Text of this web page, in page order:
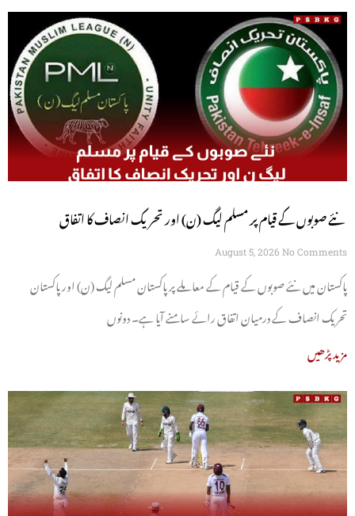
نئے صوبوں کے قیام پر مسلم لیگ (ن) اور تحریک انصاف کا اتفاق
August 5, 2026 No Comments
پاکستان میں نئے صوبوں کے قیام کے معاملے پر پاکستان مسلم لیگ (ن) اور پاکستان
تحریک انصاف کے درمیان اتفاق رائے سامنے آیا ہے۔ دونوں
مزید پڑھیں